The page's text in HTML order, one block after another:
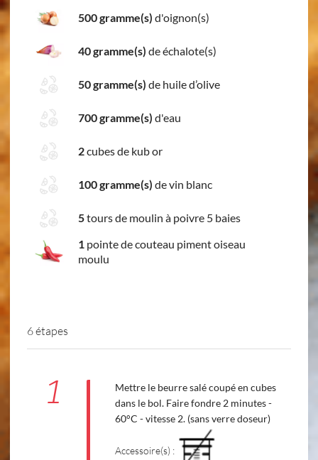
500 gramme(s) d'oignon(s)
40 gramme(s) de échalote(s)
50 gramme(s) de huile d’olive
700 gramme(s) d'eau
2cubes de kub or
100 gramme(s) de vin blanc
5tours de moulin à poivre 5 baies
1 pointe de couteau piment oiseau
moulu
6 étapes
1
Mettre le beurre salé coupé en cubes
dans le bol. Faire fondre 2 minutes -
60°C - vitesse 2. (sans verre doseur)
Accessoire(s) :